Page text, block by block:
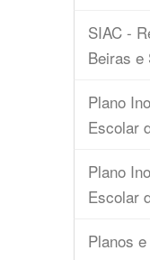
SIAC -
Beiras e
Plano
Escolar
Plano
Escolar
Planos